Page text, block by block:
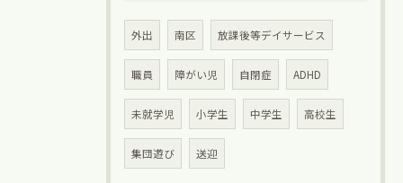
外出 南区 放課後等デイサービス
職員 障がい児 自閉症 ADHD
未就学児 小学生 中学生 高校生
集団遊び 送迎